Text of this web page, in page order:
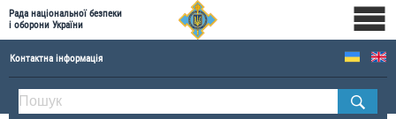
Рада національної безпеки
і оборони України
Контактна інформація
ПРО РНБОУ